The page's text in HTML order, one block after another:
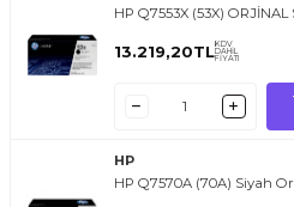
HP Q7553X (53X) ORJİNAL
13.219,20TLKDV
DAHİL
FİYATI
HP
HP Q7570A (70A) Siyah